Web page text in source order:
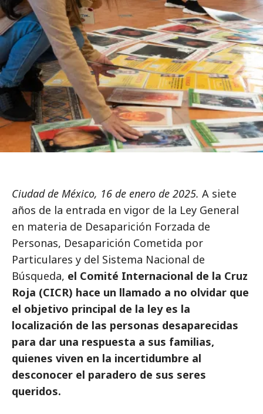
Ciudad de México, 16 de enero de 2025. A siete
años de la entrada en vigor de la Ley General
en materia de Desaparición Forzada de
Personas, Desaparición Cometida por
Particulares y del Sistema Nacional de
Búsqueda, el Comité Internacional de la Cruz
Roja (CICR) hace un llamado a no olvidar que
el objetivo principal de la ley es la
localización de las personas desaparecidas
para dar una respuesta a sus familias,
quienes viven en la incertidumbre al
desconocer el paradero de sus seres
queridos.